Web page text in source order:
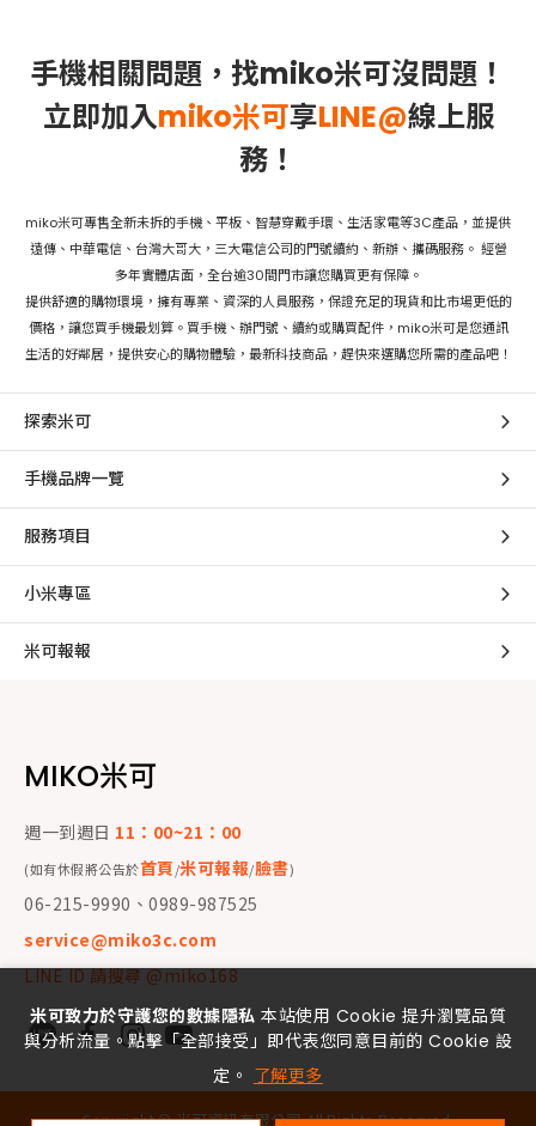
手機相關問題，找miko米可沒問題！
立即加入miko米可享LINE@線上服
務！
miko米可專售全新未拆的手機、平板、智慧穿戴手環、生活家電等3C產品，並提供
遠傳、中華電信、台灣大哥大，三大電信公司的門號續約、新辦、攜碼服務。 經營
多年實體店面，全台逾30間門市讓您購買更有保障。
提供舒適的購物環境，擁有專業、資深的人員服務，保證充足的現貨和比市場更低的
價格，讓您買手機最划算。買手機、辦門號、續約或購買配件，miko米可是您通訊
生活的好鄰居，提供安心的購物體驗，最新科技商品，趕快來選購您所需的產品吧！
探索米可
手機品牌一覽
服務項目
小米專區
米可報報
MIKO米可
週一到週日 11：00~21：00
(如有休假將公告於首頁/米可報報/臉書)
06-215-9990、0989-987525
service@miko3c.com
LINE ID 請搜尋 @miko168
Copyright ©米可資訊有限公司All Rights Reserved.
米可致力於守護您的數據隱私 本站使用 Cookie 提升瀏覽品質
與分析流量。點擊「全部接受」即代表您同意目前的 Cookie 設
定。 了解更多